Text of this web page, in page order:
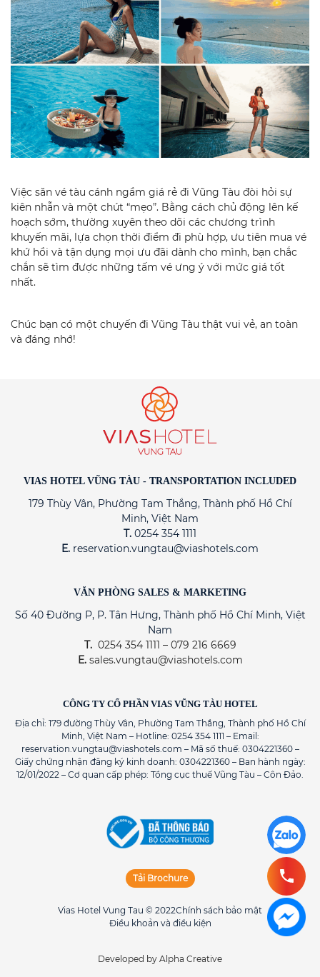
Việc săn vé tàu cánh ngầm giá rẻ đi Vũng Tàu đòi hỏi sự
kiên nhẫn và một chút “mẹo”. Bằng cách chủ động lên kế
hoạch sớm, thường xuyên theo dõi các chương trình
khuyến mãi, lựa chọn thời điểm đi phù hợp, ưu tiên mua vé
khứ hồi và tận dụng mọi ưu đãi dành cho mình, bạn chắc
chắn sẽ tìm được những tấm vé ưng ý với mức giá tốt
nhất.
Chúc bạn có một chuyến đi Vũng Tàu thật vui vẻ, an toàn
và đáng nhớ!
VIAS HOTEL VŨNG TÀU - TRANSPORTATION INCLUDED
179 Thùy Vân, Phường Tam Thắng, Thành phố Hồ Chí
Minh, Việt Nam
T. 0254 354 1111
E. reservation.vungtau@viashotels.com
VĂN PHÒNG SALES & MARKETING
Số 40 Đường P, P. Tân Hưng, Thành phố Hồ Chí Minh, Việt
Nam
T. 0254 354 1111 – 079 216 6669
E.sales.vungtau@viashotels.com
CÔNG TY CỔ PHẦN VIAS VŨNG TÀU HOTEL
Địa chỉ: 179 đường Thùy Vân, Phường Tam Thắng, Thành phố Hồ Chí
Minh, Việt Nam – Hotline: 0254 354 1111 – Email:
reservation.vungtau@viashotels.com – Mã số thuế: 0304221360 –
Giấy chứng nhận đăng ký kinh doanh: 0304221360 – Ban hành ngày:
12/01/2022 – Cơ quan cấp phép: Tổng cục thuế Vũng Tàu – Côn Đảo.
Tải Brochure
Vias Hotel Vung Tau © 2022Chính sách bảo mật
Điều khoản và điều kiện
Developed by Alpha Creative